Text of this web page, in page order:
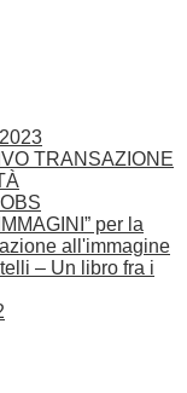
TRANSAZIONE
per la
all'immagine
– Un libro fra i